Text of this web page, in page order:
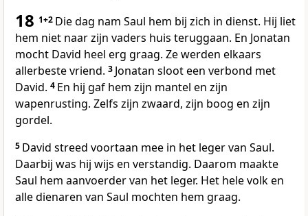
18 1+2 Die dag nam Saul hem bij zich in dienst. Hij liet
hem niet naar zijn vaders huis teruggaan. En Jonatan
mocht David heel erg graag. Ze werden elkaars
allerbeste vriend. 3 Jonatan sloot een verbond met
David. 4 En hij gaf hem zijn mantel en zijn
wapenrusting. Zelfs zijn zwaard, zijn boog en zijn
gordel.
5 David streed voortaan mee in het leger van Saul.
Daarbij was hij wijs en verstandig. Daarom maakte
Saul hem aanvoerder van het leger. Het hele volk en
alle dienaren van Saul mochten hem graag.